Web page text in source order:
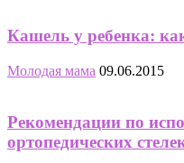
Кашель у ребенка:
Молодая мама 09.06.2015
Рекомендации по
ортопедических